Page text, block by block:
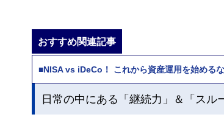
おすすめ関連記事
■NISA vs iDeCo！ これから資産運用を始める
日常の中にある「継続力」＆「スル